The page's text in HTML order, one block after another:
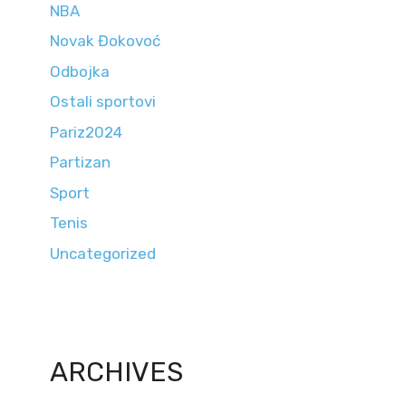
NBA
Novak Đokovoć
Odbojka
Ostali sportovi
Pariz2024
Partizan
Sport
Tenis
Uncategorized
ARCHIVES